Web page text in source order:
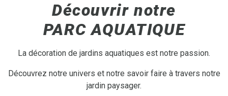
Découvrir notre
PARC AQUATIQUE
La décoration de jardins aquatiques est notre passion.
Découvrez notre univers et notre savoir faire à travers notre
jardin paysager.